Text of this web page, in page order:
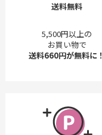
送料無料
5,500円以上の
お買い物で
送料660円が無料に！